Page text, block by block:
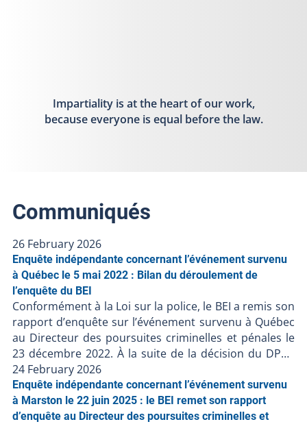
Impartiality is at the heart of our work,
because everyone is equal before the law.
Communiqués
26 February 2026
Enquête indépendante concernant l’événement survenu
à Québec le 5 mai 2022 : Bilan du déroulement de
l’enquête du BEI
Conformément à la Loi sur la police, le BEI a remis son
rapport d’enquête sur l’événement survenu à Québec
au Directeur des poursuites criminelles et pénales le
23 décembre 2022. À la suite de la décision du DPCP
de ne pas porter d’accusation contre les policiers
impliqués, et en l’absence de faits nouveaux, le BEI clôt
le dossier BEI-220506-001. Les procédures judiciaires
étant terminées, le BEI publie son bilan de l’enquête à
24 February 2026
Enquête indépendante concernant l’événement survenu
à Marston le 22 juin 2025 : le BEI remet son rapport
d’enquête au Directeur des poursuites criminelles et